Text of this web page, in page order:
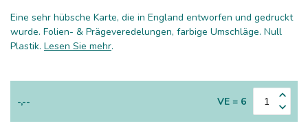
Eine sehr hübsche Karte, die in England entworfen und gedruckt
wurde. Folien- & Prägeveredelungen, farbige Umschläge. Null
Plastik. Lesen Sie mehr.
-,-- VE = 6